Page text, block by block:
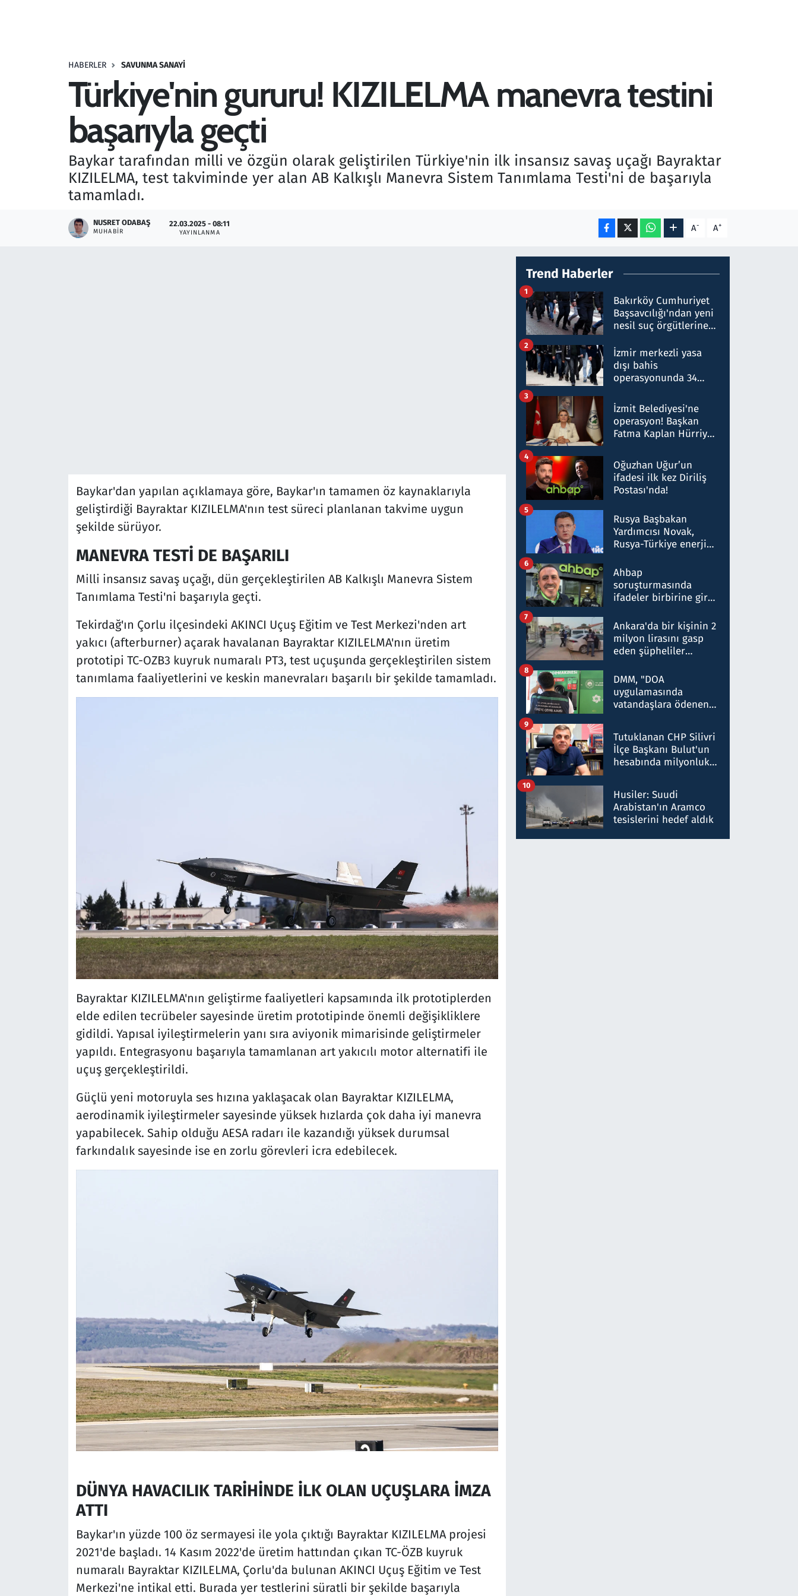
HABERLER SAVUNMA SANAYI
Türkiye'nin gururu! KIZILELMA manevra testini
başarıyla geçti
Baykar tarafından milli ve özgün olarak geliştirilen Türkiye'nin ilk insansız savaş uçağı Bayraktar
KIZILELMA, test takviminde yer alan AB Kalkışlı Manevra Sistem Tanımlama Testi'ni de başarıyla
tamamladı.
NUSRET ODABAŞ
MUHABIR
22.03.2025 - 08:11
YAYINLANMA A- A+
Baykar'dan yapılan açıklamaya göre, Baykar'ın tamamen öz kaynaklarıyla
geliştirdiği Bayraktar KIZILELMA'nın test süreci planlanan takvime uygun
şekilde sürüyor.
MANEVRA TESTİ DE BAŞARILI
Milli insansız savaş uçağı, dün gerçekleştirilen AB Kalkışlı Manevra Sistem
Tanımlama Testi'ni başarıyla geçti.
Tekirdağ'ın Çorlu ilçesindeki AKINCI Uçuş Eğitim ve Test Merkezi'nden art
yakıcı (afterburner) açarak havalanan Bayraktar KIZILELMA'nın üretim
prototipi TC-OZB3 kuyruk numaralı PT3, test uçuşunda gerçekleştirilen sistem
tanımlama faaliyetlerini ve keskin manevraları başarılı bir şekilde tamamladı.
Bayraktar KIZILELMA'nın geliştirme faaliyetleri kapsamında ilk prototiplerden
elde edilen tecrübeler sayesinde üretim prototipinde önemli değişikliklere
gidildi. Yapısal iyileştirmelerin yanı sıra aviyonik mimarisinde geliştirmeler
yapıldı. Entegrasyonu başarıyla tamamlanan art yakıcılı motor alternatifi ile
uçuş gerçekleştirildi.
Güçlü yeni motoruyla ses hızına yaklaşacak olan Bayraktar KIZILELMA,
aerodinamik iyileştirmeler sayesinde yüksek hızlarda çok daha iyi manevra
yapabilecek. Sahip olduğu AESA radarı ile kazandığı yüksek durumsal
farkındalık sayesinde ise en zorlu görevleri icra edebilecek.
DÜNYA HAVACILIK TARİHİNDE İLK OLAN UÇUŞLARA İMZA
ATTI
Baykar'ın yüzde 100 öz sermayesi ile yola çıktığı Bayraktar KIZILELMA projesi
2021'de başladı. 14 Kasım 2022'de üretim hattından çıkan TC-ÖZB kuyruk
numaralı Bayraktar KIZILELMA, Çorlu'da bulunan AKINCI Uçuş Eğitim ve Test
Merkezi'ne intikal etti. Burada yer testlerini süratli bir şekilde başarıyla
Trend Haberler
Bakırköy Cumhuriyet
Başsavcılığı'ndan yeni
nesil suç örgütlerine
hakkında gözaltı kararı
1
İzmir merkezli yasa
dışı bahis
operasyonunda 34
Milyar liralık para
trafiği tespit edildi
2
İzmit Belediyesi'ne
operasyon! Başkan
Fatma Kaplan Hürriyet
3
Oğuzhan Uğur’un
ifadesi ilk kez Diriliş
Postası'nda!
4
Rusya Başbakan
Yardımcısı Novak,
Rusya-Türkiye enerji
nitelikte olduğunu
belirtti
5
Ahbap
soruşturmasında
ifadeler birbirine girdi:
ifadelerinden ortaya
çıkan tablo şok etti
6
Ankara'da bir kişinin 2
milyon lirasını gasp
eden şüpheliler
7
DMM, "DOA
uygulamasında
vatandaşlara ödenen
düşürüldüğü" iddiasını
yalanladı
8
Tutuklanan CHP Silivri
İlçe Başkanı Bulut'un
hesabında milyonluk
talimat verdi, ben
gönderdim
9
Husiler: Suudi
Arabistan'ın Aramco
tesislerini hedef aldık
10
Savunma Sanayi
Televizyon